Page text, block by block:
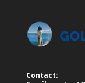
Contact: